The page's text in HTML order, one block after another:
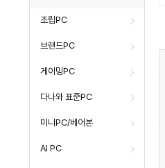
조립PC
브랜드PC
게이밍PC
다나와 표준PC
미니PC/베어본
AI PC